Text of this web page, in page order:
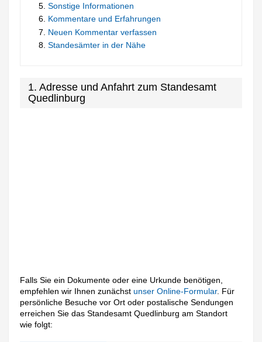
Sonstige Informationen
Kommentare und Erfahrungen
Neuen Kommentar verfassen
Standesämter in der Nähe
1. Adresse und Anfahrt zum Standesamt
Quedlinburg
Falls Sie ein Dokumente oder eine Urkunde benötigen,
empfehlen wir Ihnen zunächstunser Online-Formular. Für
persönliche Besuche vor Ort oder postalische Sendungen
erreichen Sie das Standesamt Quedlinburg am Standort
wie folgt: